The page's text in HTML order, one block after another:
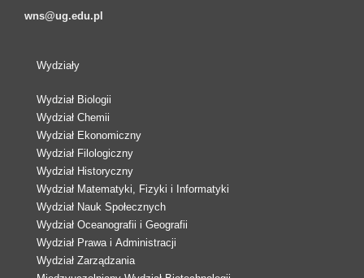
wns@ug.edu.pl
Wydziały
Wydział Biologii
Wydział Chemii
Wydział Ekonomiczny
Wydział Filologiczny
Wydział Historyczny
Wydział Matematyki, Fizyki i Informatyki
Wydział Nauk Społecznych
Wydział Oceanografii i Geografii
Wydział Prawa i Administracji
Wydział Zarządzania